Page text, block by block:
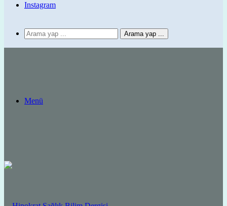
Instagram
Arama yap ...
Menü